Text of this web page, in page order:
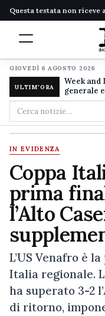
Questa testata non riceve
GIOVEDÌ 6 AGOSTO 2026
ULTIM'ORA
Week and
generale
Cerca
nel
sito
IN EVIDENZA
Coppa
prima
l’Alto
L’US Venafro è
Italia regionale.
ha superato 3-2
di ritorno,